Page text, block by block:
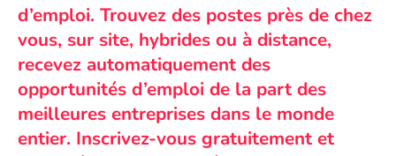
d’emploi. Trouvez des postes près de chez
vous, sur site, hybrides ou à distance,
recevez automatiquement des
opportunités d’emploi de la part des
meilleures entreprises dans le monde
entier. Inscrivez-vous gratuitement et